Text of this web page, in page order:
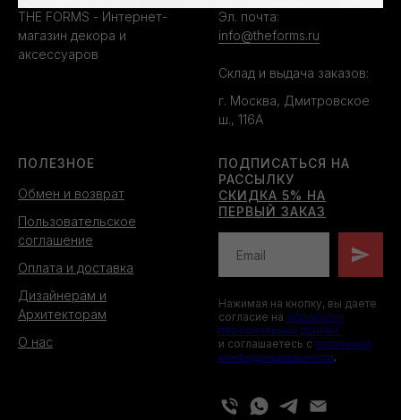
THE FORMS - Интернет-
магазин декора и
аксессуаров
Эл. почта:
info@theforms.ru
Склад и выдача заказов:
г. Москва, Дмитровское
ш., 116А
ПОЛЕЗНОЕ
Обмен и возврат
Пользовательское
соглашение
Оплата и доставка
Дизайнерам и
Архитекторам
О нас
ПОДПИСАТЬСЯ НА
РАССЫЛКУ
СКИДКА 5% НА
ПЕРВЫЙ ЗАКАЗ
Нажимая на кнопку, вы даете
согласие на обработку
персональных данных
и соглашаетесь c политикой
конфиденциальности.